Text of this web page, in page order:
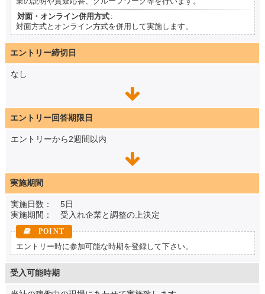
対面・オンライン併用方式 :
対面方式とオンライン方式を併用して実施します。
エントリー締切日
なし
エントリー回答期限日
エントリーから2週間以内
実施期間
実施日数： 5日
実施期間： 受入れ企業と調整の上決定
エントリー時に参加可能な時期を登録して下さい。
受入可能時期